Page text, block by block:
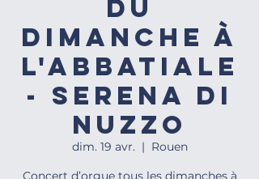
du
dimanche à
l'Abbatiale
- Serena Di
NUZZO
dim. 19 avr.
  |
Rouen
Concert d’orgue tous les dimanches à